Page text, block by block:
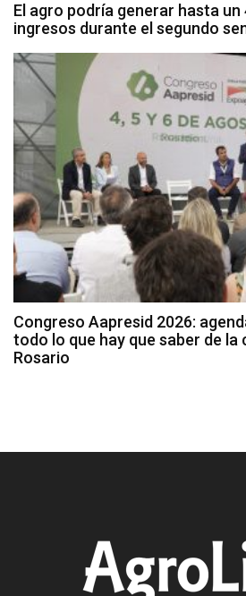
El agro podría generar hasta un
ingresos durante el segundo
Congreso Aapresid 2026:
todo lo que hay que saber de la
Rosario